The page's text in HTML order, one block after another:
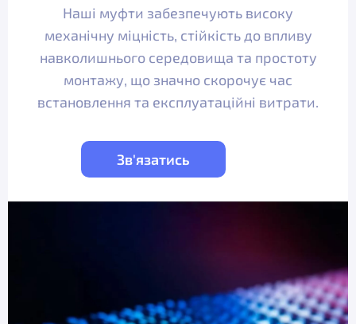
Наші муфти забезпечують високу
механічну міцність, стійкість до впливу
навколишнього середовища та простоту
монтажу, що значно скорочує час
встановлення та експлуатаційні витрати.
Зв'язатись